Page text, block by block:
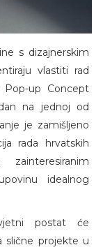
s dizajnerskim
vlastiti rad
Pop-up Concept
na jednoj od
je zamišljeno
rada hrvatskih
idealnog
postat će
slične projekte u